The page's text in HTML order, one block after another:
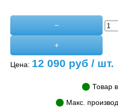
−
+
Цена: 12 090 руб / шт.
Товар
Макс.